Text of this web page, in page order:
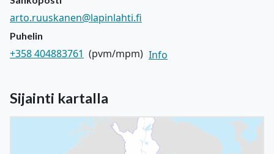
arto.ruuskanen@lapinlahti.fi
Puhelin
+358 404883761 (pvm/mpm) Info
Sijainti kartalla